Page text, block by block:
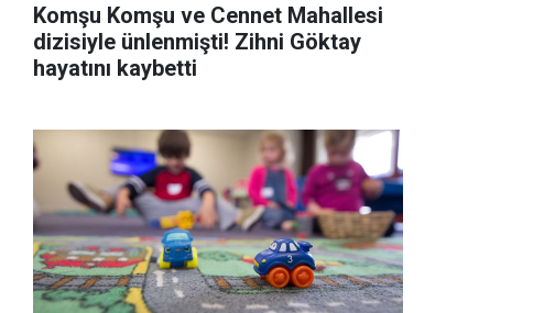
Komşu Komşu ve Cennet Mahallesi
dizisiyle ünlenmişti! Zihni Göktay
hayatını kaybetti